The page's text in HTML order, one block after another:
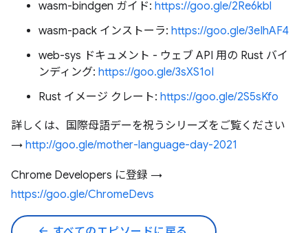
wasm-bindgen ガイド: https://goo.gle/2Re6kbl
wasm-pack インストーラ: https://goo.gle/3eIhAF4
web-sys ドキュメント - ウェブ API 用の Rust バイ
ンディング: https://goo.gle/3sXS1oI
Rust イメージ クレート: https://goo.gle/2S5sKfo
詳しくは、国際母語デーを祝うシリーズをご覧ください
→ http://goo.gle/mother-language-day-2021
Chrome Developers に登録 →
https://goo.gle/ChromeDevs